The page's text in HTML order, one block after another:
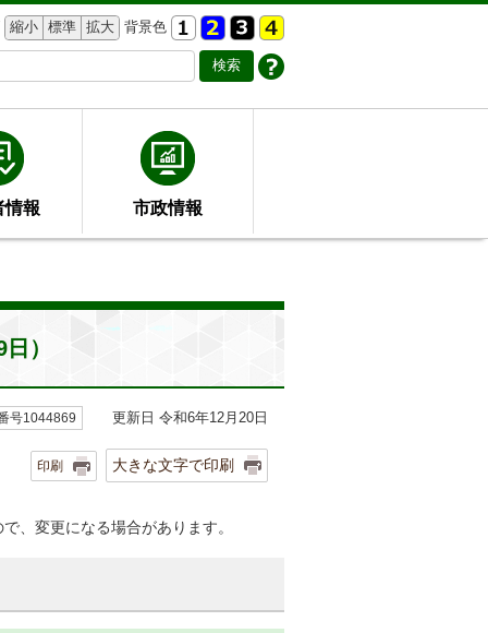
縮小 標準 拡大 背景色
情報 市政情報
）
号1044869 更新日 令和6年12月20日
印刷 大きな文字で印刷
、変更になる場合があります。